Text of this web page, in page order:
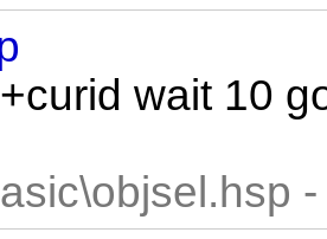
wait 10